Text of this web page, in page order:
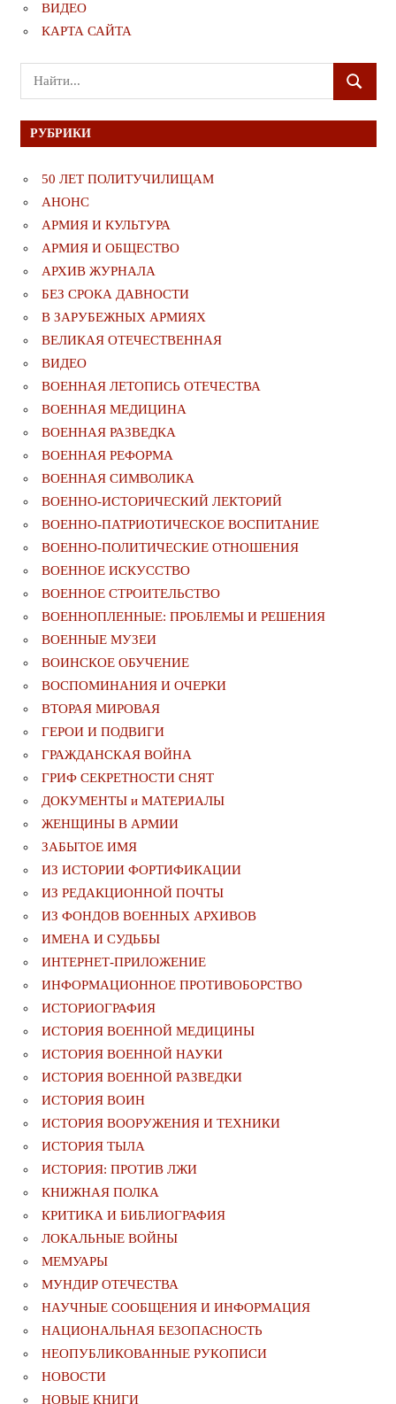
ВИДЕО
КАРТА САЙТА
Поиск
для:
ПОИСК
РУБРИКИ
50 ЛЕТ ПОЛИТУЧИЛИЩАМ
АНОНС
АРМИЯ И КУЛЬТУРА
АРМИЯ И ОБЩЕСТВО
АРХИВ ЖУРНАЛА
БЕЗ СРОКА ДАВНОСТИ
В ЗАРУБЕЖНЫХ АРМИЯХ
ВЕЛИКАЯ ОТЕЧЕСТВЕННАЯ
ВИДЕО
ВОЕННАЯ ЛЕТОПИСЬ ОТЕЧЕСТВА
ВОЕННАЯ МЕДИЦИНА
ВОЕННАЯ РАЗВЕДКА
ВОЕННАЯ РЕФОРМА
ВОЕННАЯ СИМВОЛИКА
ВОЕННО-ИСТОРИЧЕСКИЙ ЛЕКТОРИЙ
ВОЕННО-ПАТРИОТИЧЕСКОЕ ВОСПИТАНИЕ
ВОЕННО-ПОЛИТИЧЕСКИE ОТНОШЕНИЯ
ВОЕННОЕ ИСКУССТВО
ВОЕННОЕ СТРОИТЕЛЬСТВО
ВОЕННОПЛЕННЫЕ: ПРОБЛЕМЫ И РЕШЕНИЯ
ВОЕННЫЕ МУЗЕИ
ВОИНСКОЕ ОБУЧЕНИЕ
ВОСПОМИНАНИЯ И ОЧЕРКИ
ВТОРАЯ МИРОВАЯ
ГЕРОИ И ПОДВИГИ
ГРАЖДАНСКАЯ ВОЙНА
ГРИФ СЕКРЕТНОСТИ СНЯТ
ДОКУМЕНТЫ и МАТЕРИАЛЫ
ЖЕНЩИНЫ В АРМИИ
ЗАБЫТОЕ ИМЯ
ИЗ ИСТОРИИ ФОРТИФИКАЦИИ
ИЗ РЕДАКЦИОННОЙ ПОЧТЫ
ИЗ ФОНДОВ ВОЕННЫХ АРХИВОВ
ИМЕНА И СУДЬБЫ
ИНТЕРНЕТ-ПРИЛОЖЕНИЕ
ИНФОРМАЦИОННОЕ ПРОТИВОБОРСТВО
ИСТОРИОГРАФИЯ
ИСТОРИЯ ВОЕННОЙ МЕДИЦИНЫ
ИСТОРИЯ ВОЕННОЙ НАУКИ
ИСТОРИЯ ВОЕННОЙ РАЗВЕДКИ
ИСТОРИЯ ВОИН
ИСТОРИЯ ВООРУЖЕНИЯ И ТЕХНИКИ
ИСТОРИЯ ТЫЛА
ИСТОРИЯ: ПРОТИВ ЛЖИ
КНИЖНАЯ ПОЛКА
КРИТИКА И БИБЛИОГРАФИЯ
ЛОКАЛЬНЫЕ ВОЙНЫ
МЕМУАРЫ
МУНДИР ОТЕЧЕСТВА
НАУЧНЫЕ СООБЩЕНИЯ И ИНФОРМАЦИЯ
НАЦИОНАЛЬНАЯ БЕЗОПАСНОСТЬ
НЕОПУБЛИКОВАННЫЕ РУКОПИСИ
НОВОСТИ
НОВЫЕ КНИГИ